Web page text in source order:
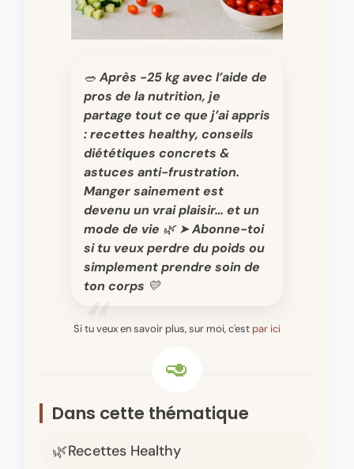
🥗 Après -25 kg avec l’aide de
pros de la nutrition, je
partage tout ce que j’ai appris
: recettes healthy, conseils
diététiques concrets &
astuces anti-frustration.
Manger sainement est
devenu un vrai plaisir… et un
mode de vie 🌿 ➤ Abonne-toi
si tu veux perdre du poids ou
simplement prendre soin de
ton corps 💛
Si tu veux en savoir plus, sur moi, c'est par ici
Dans cette thématique
Recettes Healthy